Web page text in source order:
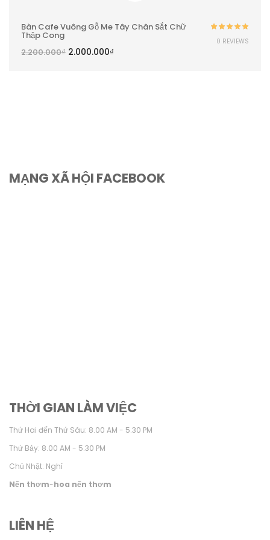
Bàn Cafe Vuông Gỗ Me Tây Chân Sắt Chữ
Thập Cong
2.200.000₫ 2.000.000₫
hạng5.00 5
0 REVIEWS
MẠNG XÃ HỘI FACEBOOK
THỜI GIAN LÀM VIỆC
Thứ Hai đến Thứ Sáu: 8.00 AM - 5.30 PM
Thứ Bảy: 8.00 AM - 5.30 PM
Chủ Nhật: Nghỉ
Nến thơm-hoa nến thơm
LIÊN HỆ